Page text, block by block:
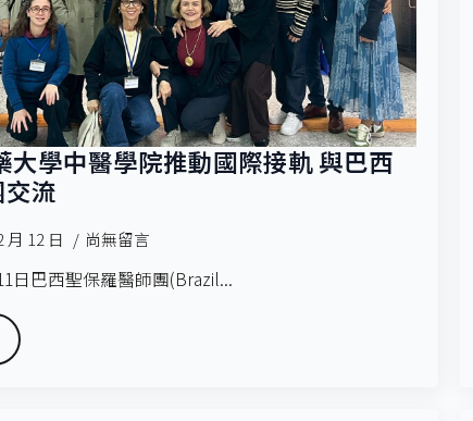
大學中醫學院推動國際接軌 與巴西
流
月 12 日 尚無留言
日巴西聖保羅醫師團(Brazil...